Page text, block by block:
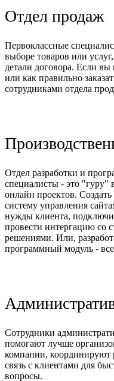
Отдел продаж
Первоклассные
выборе товаров или
детали договора. Если
или как правильно
сотрудниками отдела
менеджер
Ирина
Супрунова
менеджер
Татьяна
Боброва
менеджер
Святослав
Антонов
менеджер
Римма
Воробьева
менеджер
Евгений
Вешников
Отдел разработки и
специалисты - это "гуру"
онлайн проектов.
систему управления
нужды клиента,
провести интергацию со
решениями. Или,
программный модуль -
директор
Григорий
Цветков
Программист
Андрей
Лебедев
Программист
1С
Максим
Волжин
Программист
Битрикс
Лев
Камышов
Специалист
ИИ
Егор
Моховой
Сотрудники
помогают лучше
компании, координируют
связь с клиентами для
вопросы.
директор
Арсений
Куликов
менеджер
Юлия
Бойко
менеджер
Елена
Макарова